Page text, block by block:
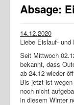
Absage:
14.12.2020
Liebe Eislauf- und
Seit Mittwoch
bekannt, dass
ab 24.12 wieder
Bis jetzt ist
noch nicht
in diesem Winter